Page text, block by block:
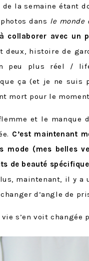
la semaine étant
dans le monde
collaborer avec un
deux, histoire de
peu plus réel /
ça (et je ne suis
mort pour le
et le manque
C’est maintenant
mode (mes belles
de beauté
maintenant, il y a
d’angle de
s’en voit changée